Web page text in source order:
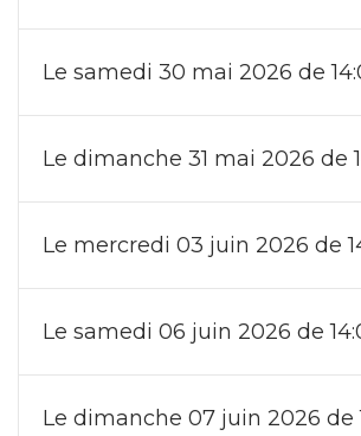
Le samedi 30 mai 2026 de
Le dimanche 31 mai 2026 de
Le mercredi 03 juin 2026 de
Le samedi 06 juin 2026 de
Le dimanche 07 juin 2026 de